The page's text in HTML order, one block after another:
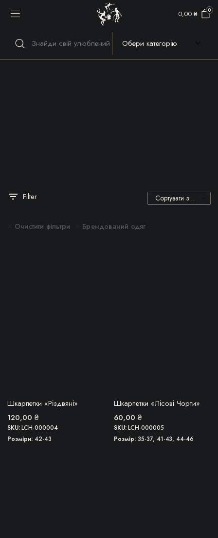
0,00 ₴ 0
Filter
Очистити фільтри Брендований одяг
БЕРУ!
Шкарпетки «Різдвяні»
120,00 ₴
SKU:LCH-000004
Розміри 42-43
БЕРУ!
Шкарпетки «Лісові Чорти»
60,00 ₴
SKU:LCH-000005
Розмір 35-37, 41-43, 44-46